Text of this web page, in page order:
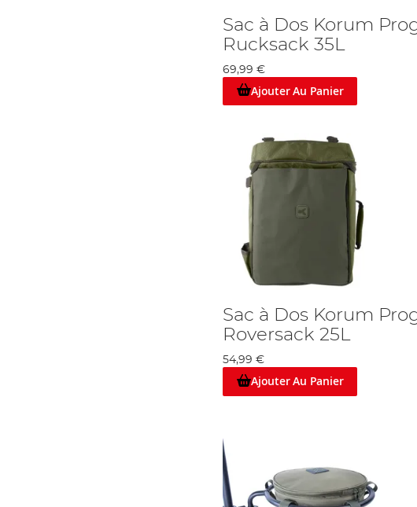
Sac à Dos Korum
Rucksack 35L
69,99 €
Ajouter Au Panier
Sac à Dos Korum
Roversack 25L
54,99 €
Ajouter Au Panier